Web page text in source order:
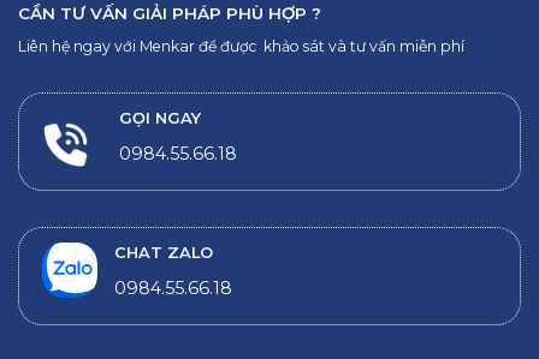
CẦN TƯ VẤN GIẢI PHÁP PHÙ HỢP ?
Liên hệ ngay với Menkar để được khảo sát và tư vấn miễn phí
GỌI NGAY
0984.55.66.18
CHAT ZALO
0984.55.66.18